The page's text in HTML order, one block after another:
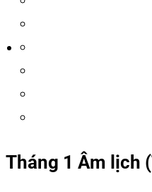
Tháng 1 Âm lịch